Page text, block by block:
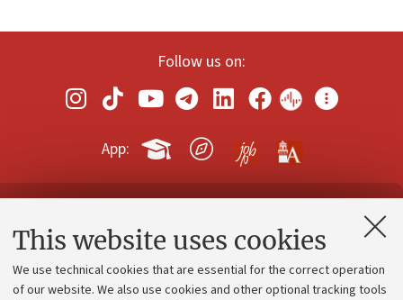
This website uses cookies
We use technical cookies that are essential for the correct operation
of our website. We also use cookies and other optional tracking tools
Follow us on:
App:
Contacts and certified e-mail (PEC)
Administrative divisions
Work with us